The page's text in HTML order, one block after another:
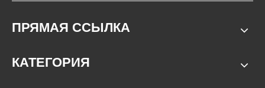
ПРЯМАЯ ССЫЛКА
КАТЕГОРИЯ